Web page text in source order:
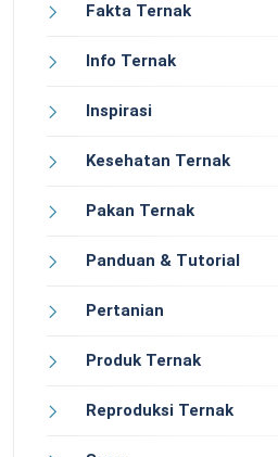
Fakta Ternak
Info Ternak
Inspirasi
Kesehatan Ternak
Pakan Ternak
Panduan & Tutorial
Pertanian
Produk Ternak
Reproduksi Ternak